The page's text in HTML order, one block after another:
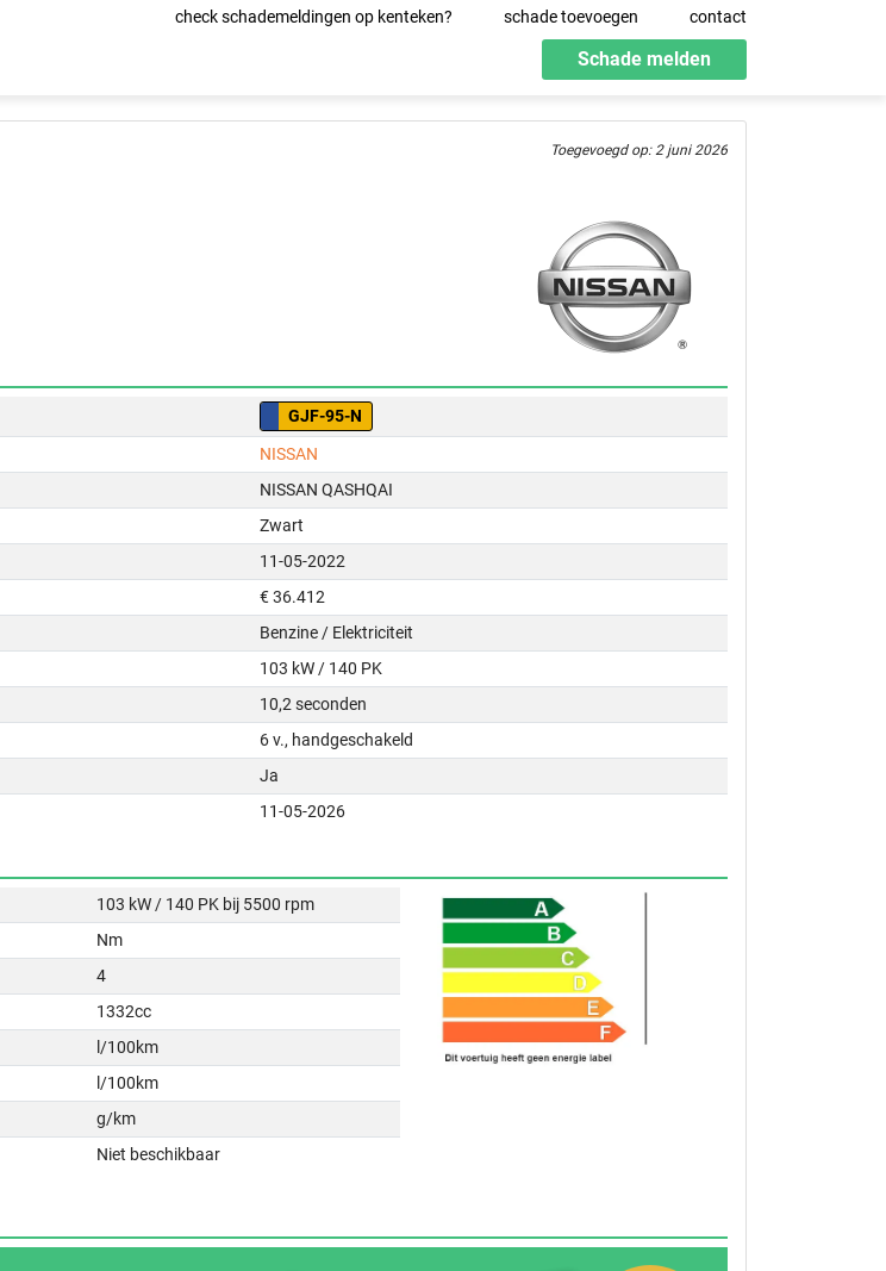
check schademeldingen op kenteken? schade toevoegen contact
Schade melden
Toegevoegd op: 2 juni 2026
GJF-95-N
NISSAN
NISSAN QASHQAI
Zwart
11-05-2022
€ 36.412
Benzine / Elektriciteit
103 kW / 140 PK
10,2 seconden
6 v., handgeschakeld
Ja
11-05-2026
103 kW / 140 PK bij 5500 rpm
Nm
4
1332cc
l/100km
l/100km
g/km
Niet beschikbaar